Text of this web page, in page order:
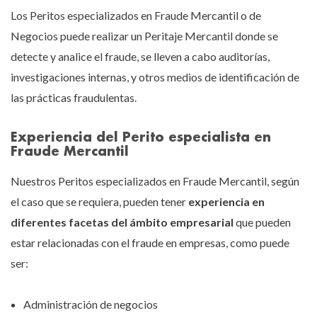
Los Peritos especializados en Fraude Mercantil o de
Negocios puede realizar un Peritaje Mercantil donde se
detecte y analice el fraude, se lleven a cabo auditorías,
investigaciones internas, y otros medios de identificación de
las prácticas fraudulentas.
Experiencia del Perito especialista en
Fraude Mercantil
Nuestros Peritos especializados en Fraude Mercantil, según
el caso que se requiera, pueden tener experiencia en
diferentes facetas del ámbito empresarial que pueden
estar relacionadas con el fraude en empresas, como puede
ser:
Administración de negocios